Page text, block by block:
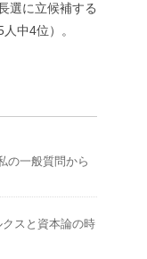
選に立候補する
中4位）。
の一般質問から
スと資本論の時